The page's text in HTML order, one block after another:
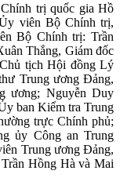
trị quốc gia Hồ
viên Bộ Chính trị,
Bộ Chính trị: Trần
Thắng, Giám đốc
tịch Hội đồng Lý
Trung ương Đảng,
ương; Nguyễn Duy
ban Kiểm tra Trung
trực Chính phủ;
ủy Công an Trung
Trung ương Đảng,
Hồng Hà và Mai